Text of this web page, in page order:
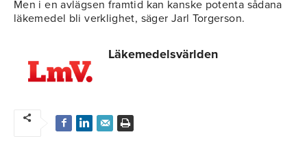
Men i en avlägsen framtid kan kanske potenta sådana
läkemedel bli verklighet, säger Jarl Torgerson.
Läkemedelsvärlden